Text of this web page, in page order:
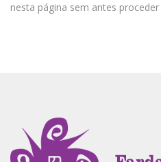
nesta página sem antes